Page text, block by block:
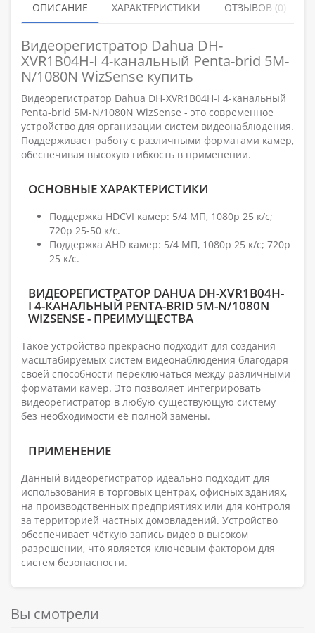
ОПИСАНИЕ ХАРАКТЕРИСТИКИ ОТЗЫВОВ (0)
Видеорегистратор Dahua DH-
XVR1B04H-I 4-канальный Penta-brid 5M-
N/1080N WizSense купить
Видеорегистратор Dahua DH-XVR1B04H-I 4-канальный
Penta-brid 5M-N/1080N WizSense - это современное
устройство для организации систем видеонаблюдения.
Поддерживает работу с различными форматами камер,
обеспечивая высокую гибкость в применении.
ОСНОВНЫЕ ХАРАКТЕРИСТИКИ
Поддержка HDCVI камер: 5/4 МП, 1080p 25 к/с;
720p 25-50 к/с.
Поддержка AHD камер: 5/4 МП, 1080p 25 к/с; 720p
25 к/с.
ВИДЕОРЕГИСТРАТОР DAHUA DH-XVR1B04H-
I 4-КАНАЛЬНЫЙ PENTA-BRID 5M-N/1080N
WIZSENSE - ПРЕИМУЩЕСТВА
Такое устройство прекрасно подходит для создания
масштабируемых систем видеонаблюдения благодаря
своей способности переключаться между различными
форматами камер. Это позволяет интегрировать
видеорегистратор в любую существующую систему
без необходимости её полной замены.
ПРИМЕНЕНИЕ
Данный видеорегистратор идеально подходит для
использования в торговых центрах, офисных зданиях,
на производственных предприятиях или для контроля
за территорией частных домовладений. Устройство
обеспечивает чёткую запись видео в высоком
разрешении, что является ключевым фактором для
систем безопасности.
Вы смотрели